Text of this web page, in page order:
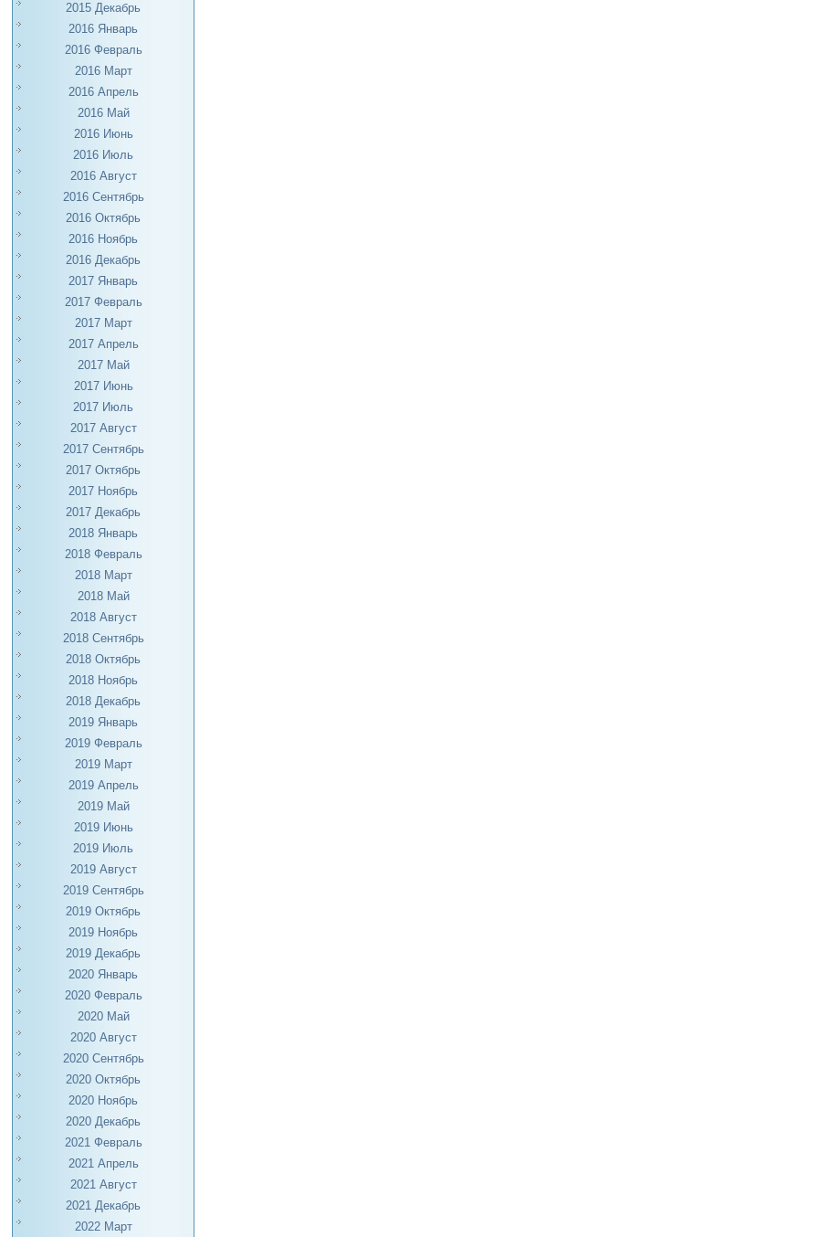
2015 Декабрь
2016 Январь
2016 Февраль
2016 Март
2016 Апрель
2016 Май
2016 Июнь
2016 Июль
2016 Август
2016 Сентябрь
2016 Октябрь
2016 Ноябрь
2016 Декабрь
2017 Январь
2017 Февраль
2017 Март
2017 Апрель
2017 Май
2017 Июнь
2017 Июль
2017 Август
2017 Сентябрь
2017 Октябрь
2017 Ноябрь
2017 Декабрь
2018 Январь
2018 Февраль
2018 Март
2018 Май
2018 Август
2018 Сентябрь
2018 Октябрь
2018 Ноябрь
2018 Декабрь
2019 Январь
2019 Февраль
2019 Март
2019 Апрель
2019 Май
2019 Июнь
2019 Июль
2019 Август
2019 Сентябрь
2019 Октябрь
2019 Ноябрь
2019 Декабрь
2020 Январь
2020 Февраль
2020 Май
2020 Август
2020 Сентябрь
2020 Октябрь
2020 Ноябрь
2020 Декабрь
2021 Февраль
2021 Апрель
2021 Август
2021 Декабрь
2022 Март